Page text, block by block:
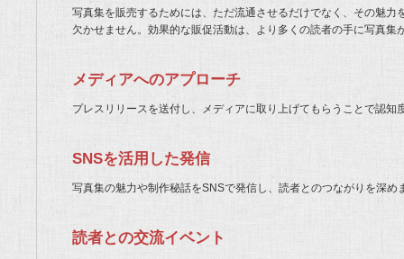
写真集を販売するためには、ただ流通させるだけでなく、その魅
欠かせません。効果的な販促活動は、より多くの読者の手に写真集
メディアへのアプローチ
プレスリリースを送付し、メディアに取り上げてもらうことで認知
SNSを活用した発信
写真集の魅力や制作秘話をSNSで発信し、読者とのつながりを深め
読者との交流イベント